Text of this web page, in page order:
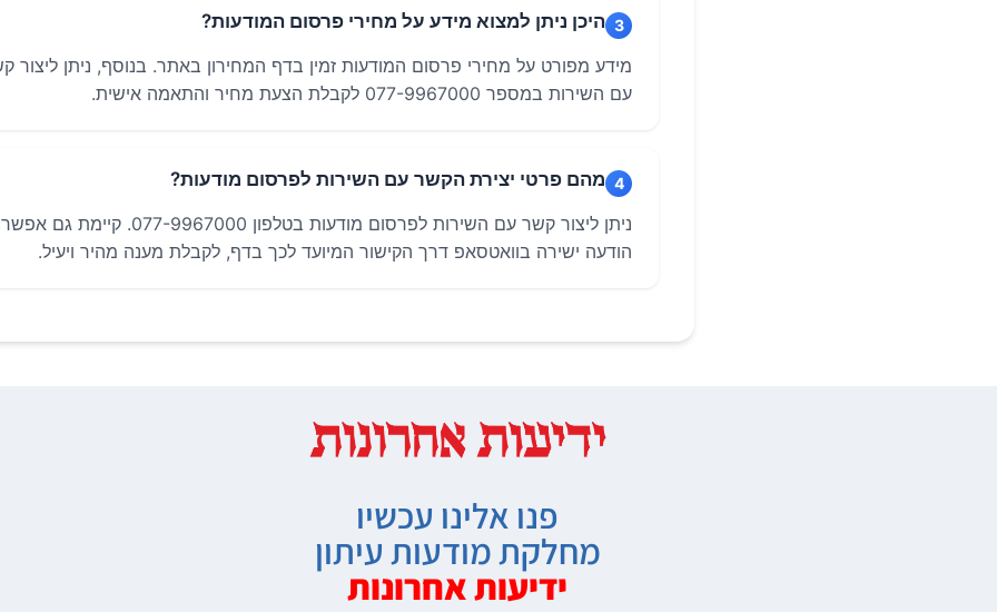
3 היכן ניתן למצוא מידע על מחירי פרסום המודעות?
מידע מפורט על מחירי פרסום המודעות זמין בדף המחירון באתר. בנוסף, ניתן ליצור
עם השירות במספר 077-9967000 לקבלת הצעת מחיר והתאמה אישית.
4 מהם פרטי יצירת הקשר עם השירות לפרסום מודעות?
ניתן ליצור קשר עם השירות לפרסום מודעות בטלפון 077-
הודעה ישירה בוואטסאפ דרך הקישור המיועד לכך בדף, לקבלת מענה מהיר ויעיל.
פנו אלינו עכשיו
מחלקת מודעות עיתון
ידיעות אחרונות